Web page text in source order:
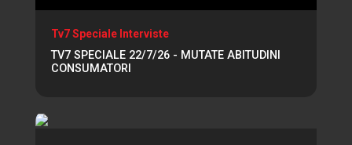
Tv7 Speciale Interviste
TV7 SPECIALE 22/7/26 - MUTATE ABITUDINI
CONSUMATORI